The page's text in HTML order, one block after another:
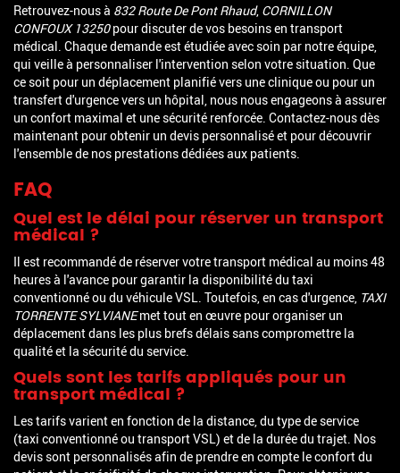
Retrouvez-nous à 832 Route De Pont Rhaud, CORNILLON
CONFOUX 13250pour discuter de vos besoins en transport
médical. Chaque demande est étudiée avec soin par notre équipe,
qui veille à personnaliser l'intervention selon votre situation. Que
ce soit pour un déplacement planifié vers une clinique ou pour un
transfert d'urgence vers un hôpital, nous nous engageons à assurer
un confort maximal et une sécurité renforcée. Contactez-nous dès
maintenant pour obtenir un devis personnalisé et pour découvrir
l'ensemble de nos prestations dédiées aux patients.
FAQ
Quel est le délai pour réserver un transport
médical ?
Il est recommandé de réserver votre transport médical au moins 48
heures à l'avance pour garantir la disponibilité du taxi
conventionné ou du véhicule VSL. Toutefois, en cas d'urgence, TAXI
TORRENTE SYLVIANEmet tout en œuvre pour organiser un
déplacement dans les plus brefs délais sans compromettre la
qualité et la sécurité du service.
Quels sont les tarifs appliqués pour un
transport médical ?
Les tarifs varient en fonction de la distance, du type de service
(taxi conventionné ou transport VSL) et de la durée du trajet. Nos
devis sont personnalisés afin de prendre en compte le confort du